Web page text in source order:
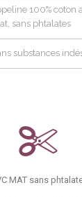
100% coton
sans phtalates
substances
MAT sans